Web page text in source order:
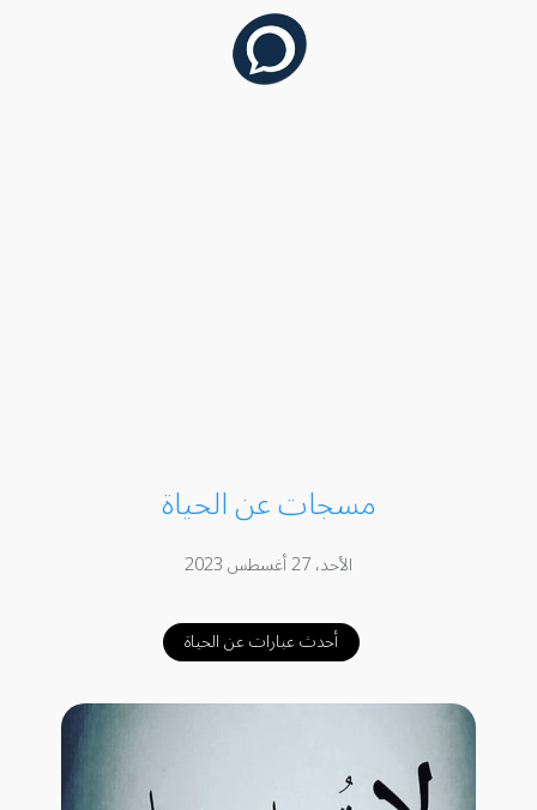
مسجات عن الحياة
الأحد، 27 أغسطس 2023
أحدث عبارات عن الحياة